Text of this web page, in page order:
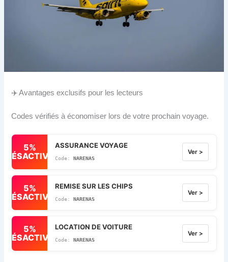
✈️ Avantages exclusifs pour les lecteurs
Codes vérifiés à économiser lors de votre prochain voyage.
5%
DÉSACTIVÉ
ASSURANCE VOYAGE
NARENAS
Ver >
5%
DÉSACTIVÉ
REMISE SUR LES CHIPS
NARENAS
Ver >
5%
DÉSACTIVÉ
LOCATION DE VOITURE
NARENAS
Ver >